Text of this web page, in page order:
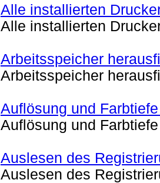
Alle installierten
Alle installierten
Arbeitsspeicher
Arbeitsspeicher
Auflösung und
Auflösung und
Auslesen des
Auslesen des